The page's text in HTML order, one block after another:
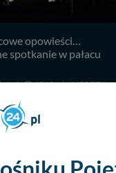
opowieści…
spotkanie w pałacu
/ 1213 / IMPREZY